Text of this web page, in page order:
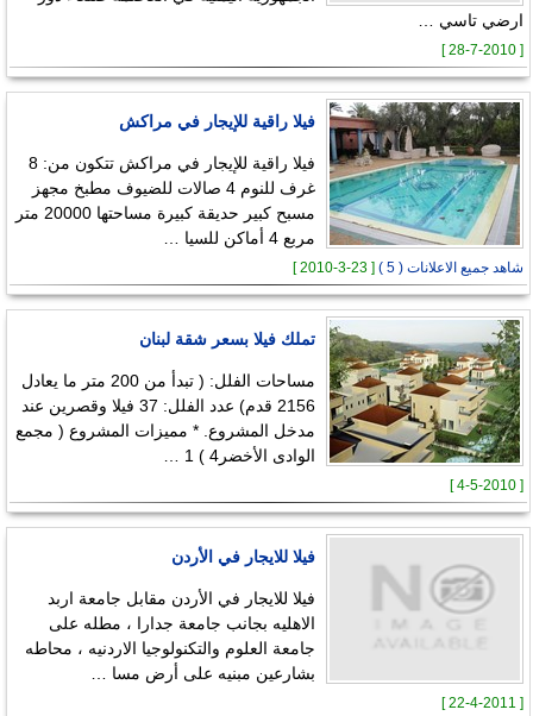
ارضي تاسي …
[ 28-7-2010 ]
فيلا راقية للإيجار في مراكش
فيلا راقية للإيجار في مراكش تتكون من: 8
غرف للنوم 4 صالات للضيوف مطبخ مجهز
مسبح كبير حديقة كبيرة مساحتها 20000 متر
مربع 4 أماكن للسيا …
شاهد جميع الاعلانات ( 5 ) [ 23-3-2010 ]
تملك فيلا بسعر شقة لبنان
مساحات الفلل: ( تبدأ من 200 متر ما يعادل
2156 قدم) عدد الفلل: 37 فيلا وقصرين عند
مدخل المشروع. * مميزات المشروع ( مجمع
الوادى الأخضر4 ) 1 …
[ 4-5-2010 ]
فيلا للايجار في الأردن
فيلا للايجار في الأردن مقابل جامعة اربد
الاهليه بجانب جامعة جدارا ، مطله على
جامعة العلوم والتكنولوجيا الاردنيه ، محاطه
بشارعين مبنيه على أرض مسا …
[ 22-4-2011 ]